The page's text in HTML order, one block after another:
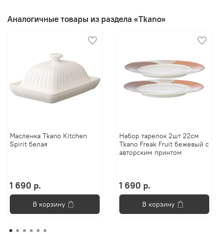
Аналогичные товары из раздела «Tkano»
Масленка Tkano Kitchen
Spirit белая
1 690 р.
В корзину
Набор тарелок 2шт 22см
Tkano Freak Fruit бежевый с
авторским принтом
1 690 р.
В корзину